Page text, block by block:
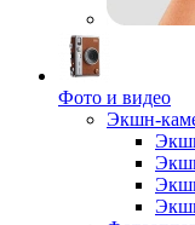
Фото и видео
Экшн-